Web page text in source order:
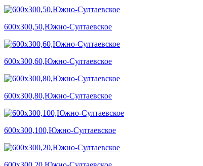
600х300,50,Южно-Султаевское
600х300,60,Южно-Султаевское
600х300,80,Южно-Султаевское
600х300,100,Южно-Султаевское